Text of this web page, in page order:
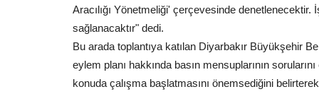
Aracılığı Yönetmeliği' çerçevesinde
sağlanacaktır" dedi.
Bu arada toplantıya katılan Diyarbakır Büyükşehir
eylem planı hakkında basın mensuplarının
konuda çalışma başlatmasını önemsediğini